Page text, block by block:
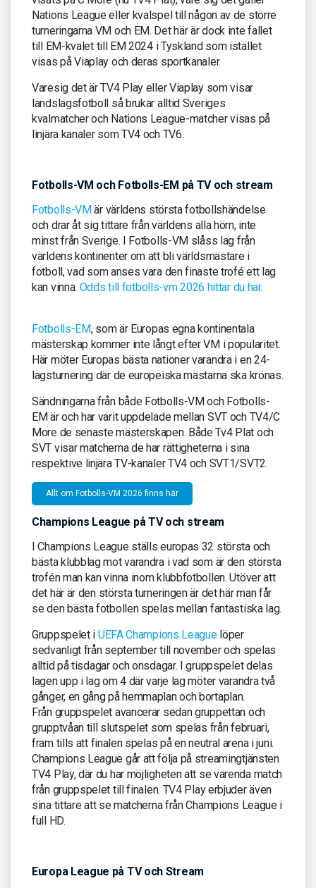
Nations League eller kvalspel till någon av de större
turneringarna VM och EM. Det här är dock inte fallet
till EM-kvalet till EM 2024 i Tyskland som istället
visas på Viaplay och deras sportkanaler.
Varesig det är TV4 Play eller Viaplay som visar
landslagsfotboll så brukar alltid Sveriges
kvalmatcher och Nations League-matcher visas på
linjära kanaler som TV4 och TV6.
Fotbolls-VM och Fotbolls-EM på TV och stream
Fotbolls-VMär världens största fotbollshändelse
och drar åt sig tittare från världens alla hörn, inte
minst från Sverige. I Fotbolls-VM slåss lag från
världens kontinenter om att bli världsmästare i
fotboll, vad som anses vara den finaste trofé ett lag
kan vinna. Odds till fotbolls-vm 2026 hittar du här.
Fotbolls-EM, som är Europas egna kontinentala
mästerskap kommer inte långt efter VM i popularitet.
Här möter Europas bästa nationer varandra i en 24-
lagsturnering där de europeiska mästarna ska krönas.
Sändningarna från både Fotbolls-VM och Fotbolls-
EM är och har varit uppdelade mellan SVT och TV4/C
More de senaste mästerskapen. Både Tv4 Plat och
SVT visar matcherna de har rättigheterna i sina
respektive linjära TV-kanaler TV4 och SVT1/SVT2.
Allt om Fotbolls-VM 2026 finns här
Champions League på TV och stream
I Champions League ställs europas 32 största och
bästa klubblag mot varandra i vad som är den största
trofén man kan vinna inom klubbfotbollen. Utöver att
det här är den största turneringen är det här man får
se den bästa fotbollen spelas mellan fantastiska lag.
Gruppspelet i UEFA Champions Leaguelöper
sedvanligt från september till november och spelas
alltid på tisdagar och onsdagar. I gruppspelet delas
lagen upp i lag om 4 där varje lag möter varandra två
gånger, en gång på hemmaplan och bortaplan.
Från gruppspelet avancerar sedan gruppettan och
grupptvåan till slutspelet som spelas från februari,
fram tills att finalen spelas på en neutral arena i juni.
Champions League går att följa på streamingtjänsten
TV4 Play, där du har möjligheten att se varenda match
från gruppspelet till finalen. TV4 Play erbjuder även
sina tittare att se matcherna från Champions League i
full HD.
Europa League på TV och Stream